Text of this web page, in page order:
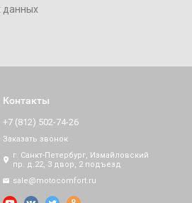
данных
Контакты
+7 (812) 502-74-26
Заказать звонок
г. Санкт-Петербург, Измайловский
пр. д.22, 3 двор, 2 подъезд
sale@motocomfort.ru